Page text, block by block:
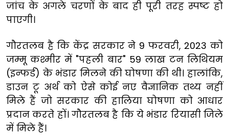
जांच के अगले चरणों के बाद ही पूरी तरह स्पष्ट हो
पाएगी।
गौरतलब है कि केंद्र सरकार ने 9 फरवरी, 2023 को
जम्मू कश्मीर में "पहली बार" 59 लाख टन लिथियम
(इन्फर्ड) के भंडार मिलने की घोषणा की थी। हालांकि,
डाउन टू अर्थ को ऐसे कोई नए वैज्ञानिक तथ्य नहीं
मिले हैं जो सरकार की हालिया घोषणा को आधार
प्रदान करते हों। गौरतलब है कि ये भंडार रियासी जिले
में मिले हैं।